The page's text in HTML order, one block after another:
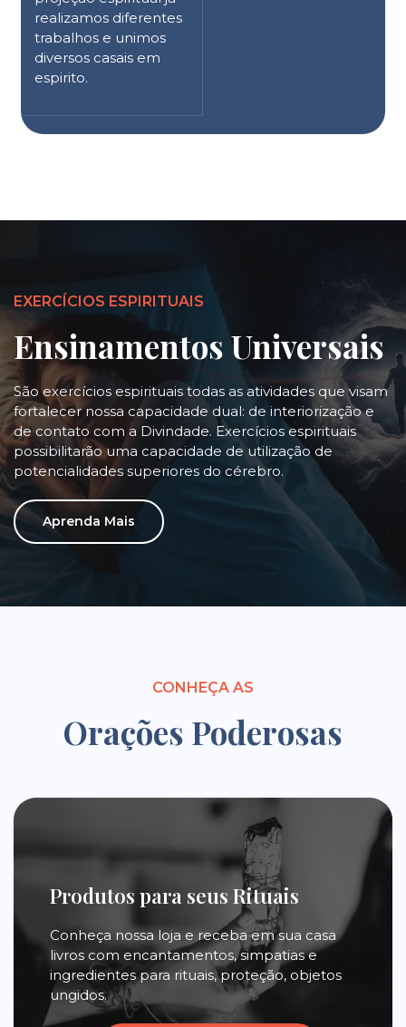
realizamos diferentes
trabalhos e unimos
diversos casais em
espirito.
EXERCÍCIOS ESPIRITUAIS
Ensinamentos Universais
São exercícios espirituais todas as atividades que visam
fortalecer nossa capacidade dual: de interiorização e
de contato com a Divindade. Exercícios espirituais
possibilitarão uma capacidade de utilização de
potencialidades superiores do cérebro.
Aprenda Mais
CONHEÇA AS
Orações Poderosas
Produtos para seus Rituais
Conheça nossa loja e receba em sua casa
livros com encantamentos, simpatias e
ingredientes para rituais, proteção, objetos
ungidos.